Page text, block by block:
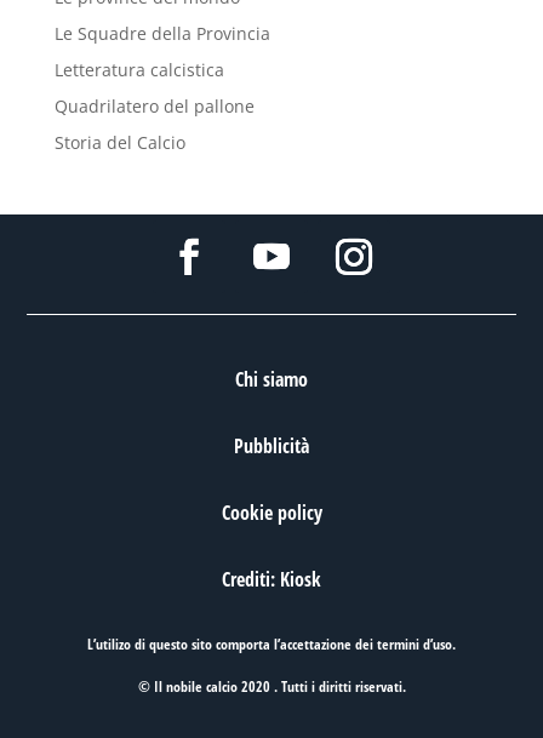
Le Squadre della Provincia
Letteratura calcistica
Quadrilatero del pallone
Storia del Calcio
Chi siamo
Pubblicità
Cookie policy
Crediti: Kiosk
L’utilizo di questo sito comporta l’accettazione deitermini d’uso.
© Il nobile calcio 2020 . Tutti i diritti riservati.